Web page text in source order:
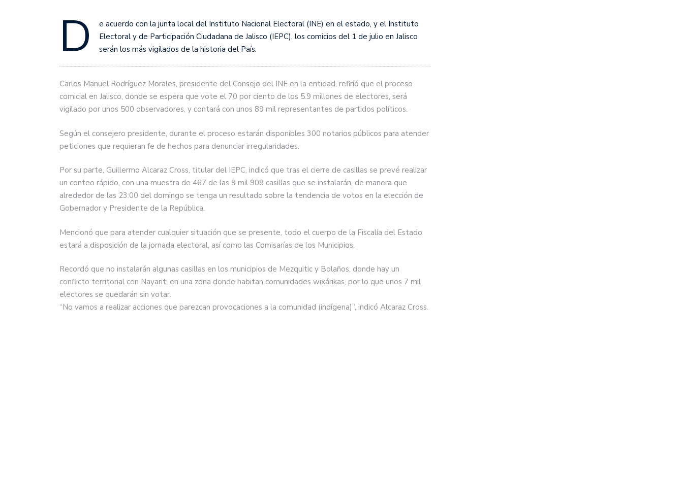
D
e acuerdo con la junta local del Instituto Nacional Electoral (INE) en el estado, y el Instituto
Electoral y de Participación Ciudadana de Jalisco (IEPC), los comicios del 1 de julio en Jalisco
serán los más vigilados de la historia del País.
Carlos Manuel Rodríguez Morales, presidente del Consejo del INE en la entidad, refirió que el proceso
comicial en Jalisco, donde se espera que vote el 70 por ciento de los 5.9 millones de electores, será
vigilado por unos 500 observadores, y contará con unos 89 mil representantes de partidos políticos.
Según el consejero presidente, durante el proceso estarán disponibles 300 notarios públicos para atender
peticiones que requieran fe de hechos para denunciar irregularidades.
Por su parte, Guillermo Alcaraz Cross, titular del IEPC, indicó que tras el cierre de casillas se prevé realizar
un conteo rápido, con una muestra de 467 de las 9 mil 908 casillas que se instalarán, de manera que
alrededor de las 23:00 del domingo se tenga un resultado sobre la tendencia de votos en la elección de
Gobernador y Presidente de la República.
Mencionó que para atender cualquier situación que se presente, todo el cuerpo de la Fiscalía del Estado
estará a disposición de la jornada electoral, así como las Comisarías de los Municipios.
Recordó que no instalarán algunas casillas en los municipios de Mezquitic y Bolaños, donde hay un
conflicto territorial con Nayarit, en una zona donde habitan comunidades wixárikas, por lo que unos 7 mil
electores se quedarán sin votar.
“No vamos a realizar acciones que parezcan provocaciones a la comunidad (indígena)”, indicó Alcaraz Cross.